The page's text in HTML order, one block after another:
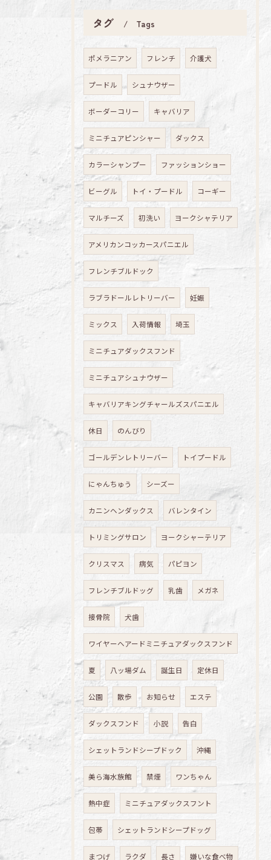
タグ Tags
ポメラニアン フレンチ 介護犬
プードル シュナウザー
ボーダーコリー キャバリア
ミニチュアピンシャー ダックス
カラーシャンプー ファッションショー
ビーグル トイ・プードル コーギー
マルチーズ 初洗い ヨークシャテリア
アメリカンコッカースパニエル
フレンチブルドック
ラブラドールレトリーバー 妊娠
ミックス 入荷情報 埼玉
ミニチュアダックスフンド
ミニチュアシュナウザー
キャバリアキングチャールズスパニエル
休日 のんびり
ゴールデンレトリーバー トイプードル
にゃんちゅう シーズー
カニンヘンダックス バレンタイン
トリミングサロン ヨークシャーテリア
クリスマス 病気 パピヨン
フレンチブルドッグ 乳歯 メガネ
接骨院 犬歯
ワイヤーヘアードミニチュアダックスフンド
夏 八ッ場ダム 誕生日 定休日
公園 散歩 お知らせ エステ
ダックスフンド 小説 告白
シェットランドシープドック 沖縄
美ら海水族館 禁煙 ワンちゃん
熱中症 ミニチュアダックスフント
包帯 シェットランドシープドッグ
まつげ ラクダ 長さ 嫌いな食べ物